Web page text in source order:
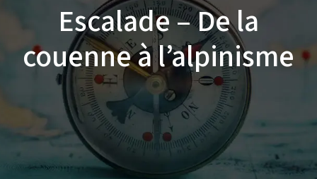
Escalade – De la
couenne à l’alpinisme